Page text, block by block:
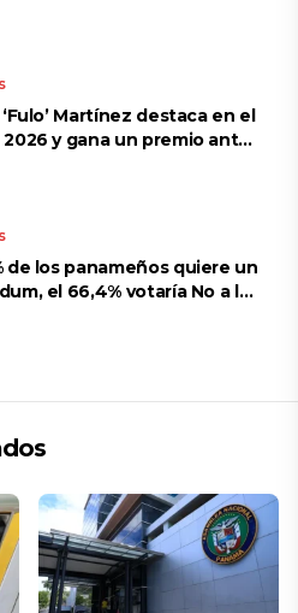
Martínez destaca en el
2026 y gana un premio ante
de los panameños quiere un
el 66,4% votaría No a la